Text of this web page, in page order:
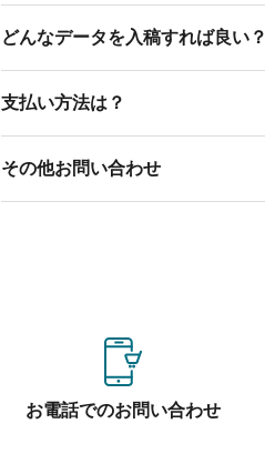
どんなデータを入稿すれば良い？
支払い方法は？
その他お問い合わせ
お電話でのお問い合わせ